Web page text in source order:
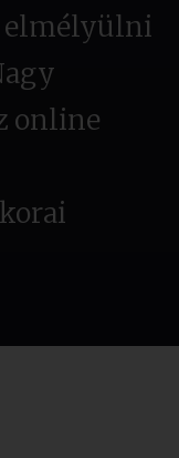
elmélyülni
online